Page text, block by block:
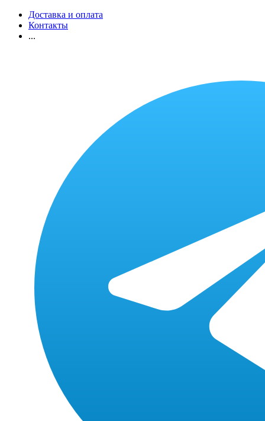
Доставка и оплата
Контакты
...